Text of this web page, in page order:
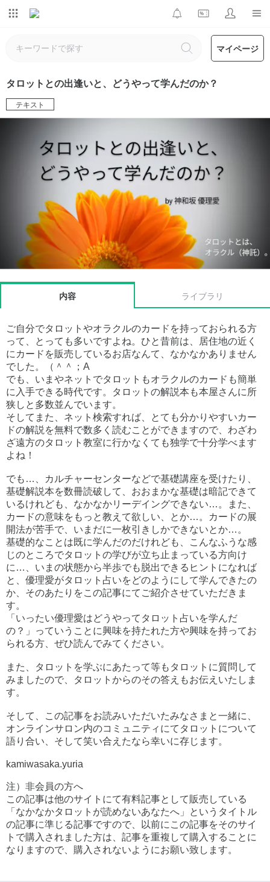
マイページ
タロットとの出逢いと、どうやって学んだのか？
テキスト
内容 ライブラリ
ご自分でタロットやオラクルのカードを持っておられる方
って、とっても多いですよね。ひと昔前は、居住地の近く
にカードを販売しているお店なんて、なかなかありません
でした。（＾＾；A
でも、いまやネットでタロットもオラクルのカードも簡単
に入手できる時代です。タロットの解説本も本屋さんに所
狭しと多数並んでいます。
そしてまた、ネット検索すれば、とても分かりやすいカー
ドの解説を無料で数多く読むことができますので、わざわ
ざ遠方のタロット教室に行かなくても独学で十分学べます
よね！
でも…、カルチャーセンターなどで基礎講座を受けたり、
基礎解説本を数冊読破して、おおまかな基礎は暗記できて
いるけれども、なかなかリーデイングできない…。また、
カードの意味をもっと教えて欲しい、とか…。カードの展
開法が苦手で、いまだに一枚引きしかできないとか…。
基礎的なことは既に学んだのだけれども、こんなふうな感
じのところでタロットの学びが立ち止まっている方向け
に…、いまの状態から半歩でも脱出できるヒントになれば
と、優理愛がタロット占いをどのようにして学んできたの
か、そのあたりをこの記事にてご紹介させていただきま
す。
「いったい優理愛はどうやってタロット占いを学んだ
の？」っていうことに興味を持たれた方や興味を持ってお
られる方、ぜひ読んでみてください。
また、タロットを学ぶにあたって等もタロットに質問して
みましたので、タロットからのその答えもお伝えいたしま
す。
そして、この記事をお読みいただいたみなさまと一緒に、
オンラインサロン内のコミュニティにてタロットについて
語り合い、そして笑い合えたなら幸いに存じます。
kamiwasaka.yuria
注）非会員の方へ
この記事は他のサイトにて有料記事として販売している
「なかなかタロットが読めないあなたへ」というタイトル
の記事に準じる記事ですので、以前にこの記事をそのサイ
トで購入されました方は、記事を重複して購入することに
なりますので、購入されないようにお願い致します。